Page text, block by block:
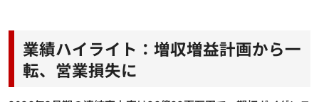
業績ハイライト：増収増益計画から一
転、営業損失に